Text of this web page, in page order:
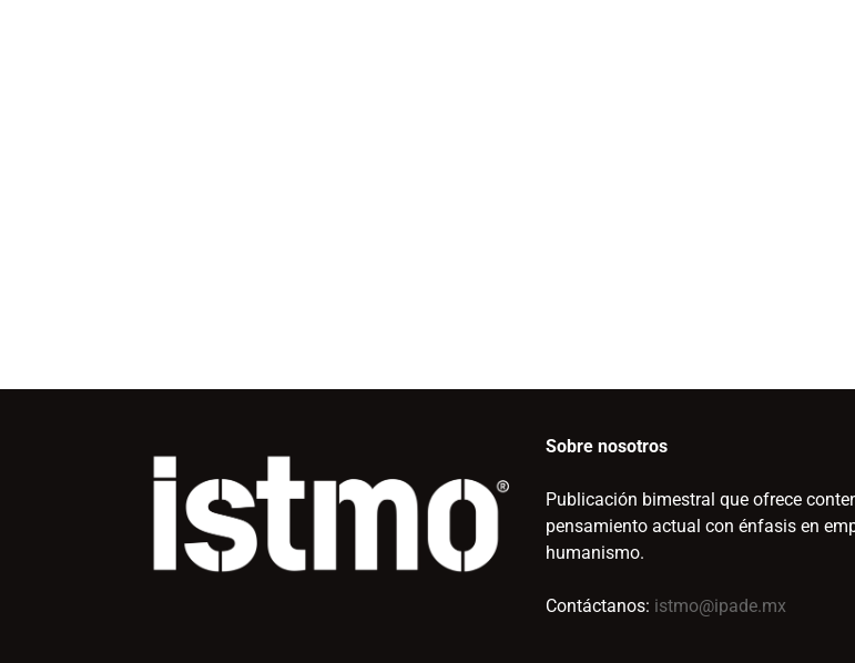
Sobre nosotros
Publicación bimestral que ofrece
pensamiento actual con énfasis en
humanismo.
Contáctanos: istmo@ipade.mx